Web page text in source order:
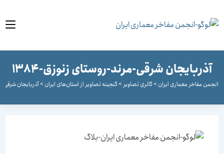
آذربایجان شرقی-مرند-روستای زنوزق-1384
مفاخر معماری ایران>گالری تصاویر>گنجینه تصاویر از استان‌های ایران>آذربایجان شرقی>